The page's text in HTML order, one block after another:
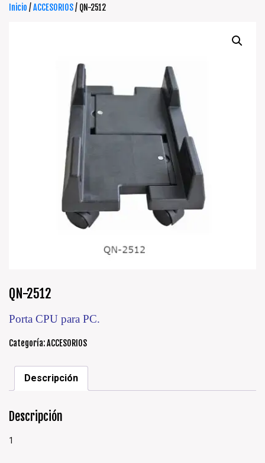
Inicio /ACCESORIOS/ QN-2512
QN-2512
Porta CPU para PC.
Categoría:ACCESORIOS
Descripción
Descripción
1